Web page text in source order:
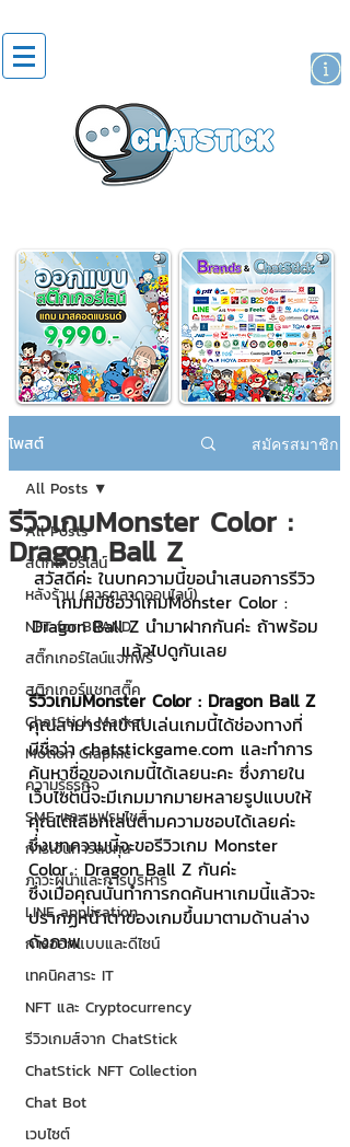
โพสต์ สมัครสมาชิก
All Posts
สติกเกอร์ไลน์
หลังร้าน (การตลาดออนไลน์)
NFT for BRAND
สติ๊กเกอร์ไลน์แจกฟรี
สติกเกอร์แชทสติ๊ค
ChatStick Market
Motion Graphic
ความรู้ธุรกิจ
SME และ แฟรนไชส์
การเงินการลงทุน
ภาวะผู้นำและการบริหาร
LINE application
การออกแบบและดีไซน์
เทคนิคสาระ IT
NFT และ Cryptocurrency
รีวิวเกมส์จาก ChatStick
ChatStick NFT Collection
Chat Bot
เวบไซต์
All Posts
รีวิวเกมMonster Color :
Dragon Ball Z
สวัสดีค่ะ ในบทความนี้ขอนำเสนอการรีวิว
เกมที่มีชื่อว่าเกมMonster Color :
Dragon Ball Z นำมาฝากกันค่ะ ถ้าพร้อม
แล้วไปดูกันเลย
รีวิวเกมMonster Color : Dragon Ball Z
คุณสามารถเข้าไปเล่นเกมนี้ได้ช่องทางที่
มีชื่อว่า chatstickgame.com และทำการ
ค้นหาชื่อของเกมนี้ได้เลยนะคะ ซึ่งภายใน
เว็บไซต์นี้จะมีเกมมากมายหลายรูปแบบให้
คุณได้เลือกเล่นตามความชอบได้เลยค่ะ
ซึ่งบทความนี้จะขอรีวิวเกม Monster
Color : Dragon Ball Z กันค่ะ
ซึ่งเมื่อคุณนั้นทำการกดค้นหาเกมนี้แล้วจะ
ปรากฏหน้าตาของเกมขึ้นมาตามด้านล่าง
ดังภาพ